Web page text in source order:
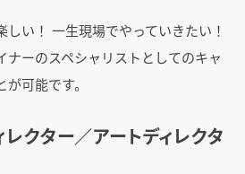
い！ 一生現場でやっていきたい！
ナーのスペシャリストとしてのキャ
可能です。
レクター／アートディレクタ